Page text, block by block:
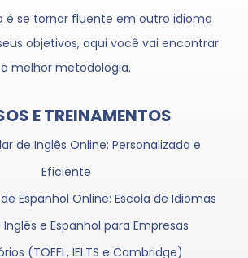
é se tornar fluente em outro idioma
objetivos, aqui você vai encontrar
a melhor metodologia.
E TREINAMENTOS
de Inglês Online: Personalizada e
Eficiente
Espanhol Online: Escola de Idiomas
e Espanhol para Empresas
(TOEFL, IELTS e Cambridge)